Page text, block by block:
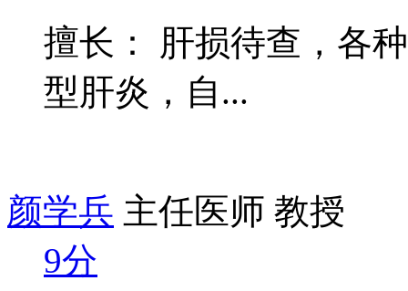
擅长： 肝损待查，各
型肝炎，自...
颜学兵 主任医师 教授
9分